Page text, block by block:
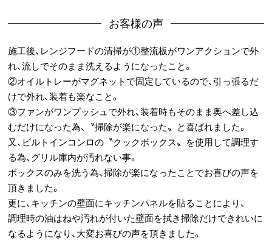
お客様の声
施工後、レンジフードの清掃が①整流板がワンアクションで外
れ、流しでそのまま洗えるようになったこと。
②オイルトレーがマグネットで固定しているので、引っ張るだ
けで外れ、装着も楽なこと。
③ファンがワンプッシュで外れ、装着時もそのまま奥へ差し込
むだけになった為、〝掃除が楽になった〟と喜ばれました。
又、ビルトインコンロの〝クックボックス〟を使用して調理す
る為、グリル庫内が汚れない事。
ボックスのみを洗う為、掃除が楽になったことでお喜びの声を
頂きました。
更に、キッチンの壁面にキッチンパネルを貼ることにより、
調理時の油はねや汚れが付いた壁面を拭き掃除だけできれいに
なるようになり、大変お喜びの声を頂きました。